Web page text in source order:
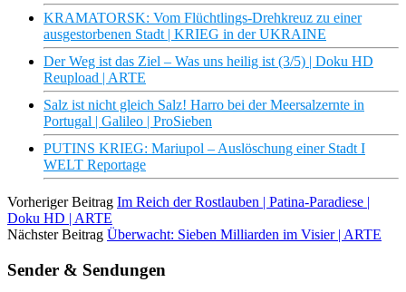
KRAMATORSK: Vom Flüchtlings-Drehkreuz zu einer
ausgestorbenen Stadt | KRIEG in der UKRAINE
Der Weg ist das Ziel – Was uns heilig ist (3/5) | Doku HD
Reupload | ARTE
Salz ist nicht gleich Salz! Harro bei der Meersalzernte in
Portugal | Galileo | ProSieben
PUTINS KRIEG: Mariupol – Auslöschung einer Stadt I
WELT Reportage
Vorheriger Beitrag Im Reich der Rostlauben | Patina-Paradiese |
Doku HD | ARTE
Nächster Beitrag Überwacht: Sieben Milliarden im Visier | ARTE
Sender & Sendungen